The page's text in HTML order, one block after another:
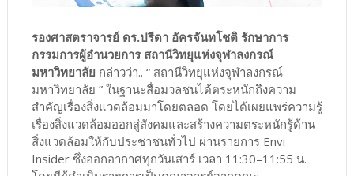
รองศาสตราจารย์ ดร.ปรีดา อัครจันทโชติ รักษาการ
กรรมการผู้อำนวยการ สถานีวิทยุแห่งจุฬาลงกรณ์
มหาวิทยาลัย กล่าวว่า.. “ สถานีวิทยุแห่งจุฬาลงกรณ์
มหาวิทยาลัย ” ในฐานะสื่อมวลชนได้ตระหนักถึงความ
สำคัญเรื่องสิ่งแวดล้อมมาโดยตลอด โดยได้เผยแพร่ความรู้
เรื่องสิ่งแวดล้อมออกสู่สังคมและสร้างความตระหนักรู้ด้าน
สิ่งแวดล้อมให้กับประชาชนทั่วไป ผ่านรายการ Envi
Insider ซึ่งออกอากาศทุกวันเสาร์ เวลา 11:30–11:55 น.